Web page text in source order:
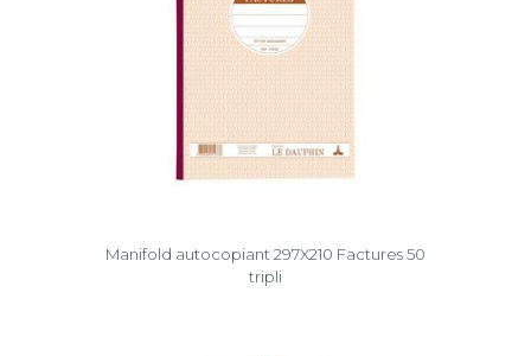
Manifold autocopiant 297X210 Factures 50
tripli